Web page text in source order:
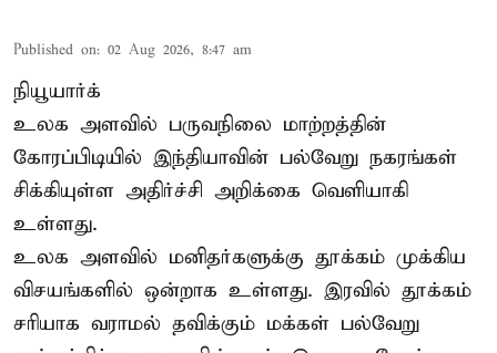
Published on: 02 Aug 2026, 8:47 am
நியூயார்க்
உலக அளவில் பருவநிலை மாற்றத்தின்
கோரப்பிடியில் இந்தியாவின் பல்வேறு நகரங்கள்
சிக்கியுள்ள அதிர்ச்சி அறிக்கை வெளியாகி
உள்ளது.
உலக அளவில் மனிதர்களுக்கு தூக்கம் முக்கிய
விசயங்களில் ஒன்றாக உள்ளது. இரவில் தூக்கம்
சரியாக வராமல் தவிக்கும் மக்கள் பல்வேறு